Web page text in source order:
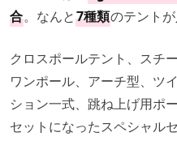
合。なんと7種類のテント
クロスポールテント、スチ
ワンポール、アーチ型、ツ
ション一式、跳ね上げ用ポ
セットになったスペシャル